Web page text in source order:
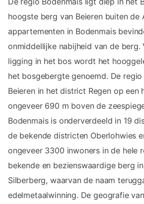
hoogste berg van Beieren buiten de
appartementen in Bodenmais
onmiddellijke nabijheid van de berg.
ligging in het bos wordt het
het bosgebergte genoemd. De
Beieren in het district Regen op een
ongeveer 690 m boven de
Bodenmais is onderverdeeld in 19
de bekende districten Oberlohwies
ongeveer 3300 inwoners in de hele
bekende en bezienswaardige berg
Silberberg, waarvan de naam
edelmetaalwinning. De geografie